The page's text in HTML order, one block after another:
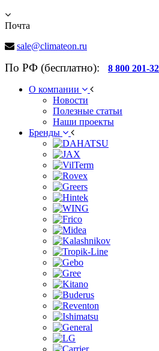
Почта
sale@climateon.ru
По РФ (бесплатно): 8 800 201-
О компании
Новости
Полезные статьи
Наши проекты
Бренды